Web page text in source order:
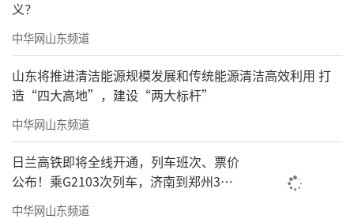
义？
中华网山东频道
山东将推进清洁能源规模发展和传统能源清洁高效利用 打
造“四大高地”，建设“两大标杆”
中华网山东频道
日兰高铁即将全线开通，列车班次、票价
公布！乘G2103次列车，济南到郑州3小
时到达
中华网山东频道